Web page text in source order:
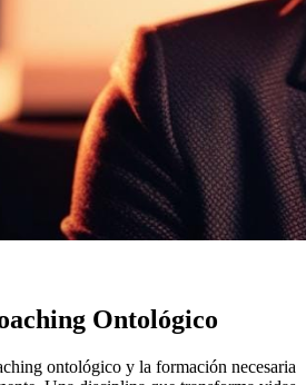
Ontológico
ontológico y la formación necesaria